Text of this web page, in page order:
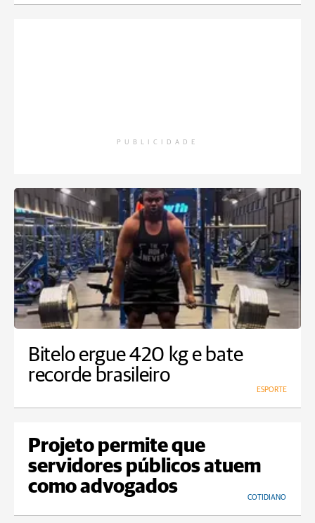
PUBLICIDADE
Bitelo ergue 420 kg e bate
recorde brasileiro
ESPORTE
Projeto permite que
servidores públicos atuem
como advogados
COTIDIANO